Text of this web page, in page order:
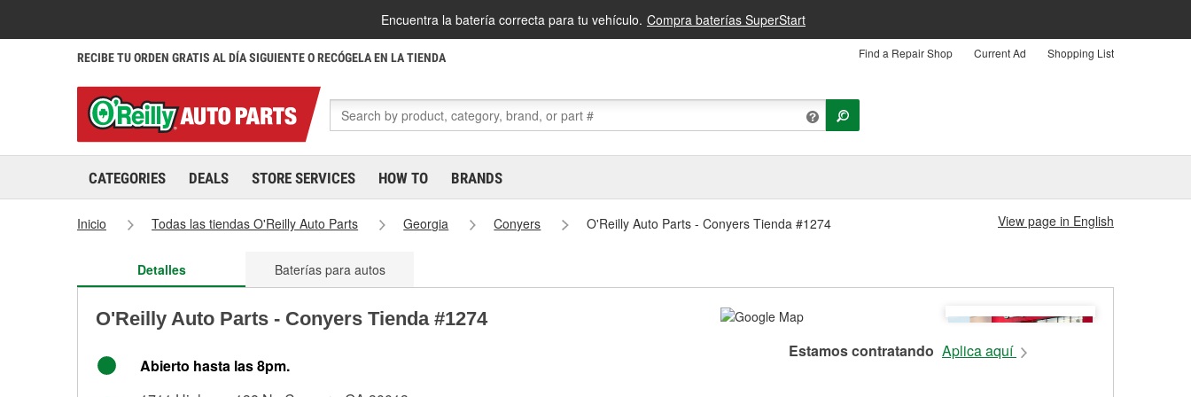
Encuentra la batería correcta para tu vehículo. Compra baterías SuperStart
RECIBE TU ORDEN GRATIS AL DÍA SIGUIENTE O RECÓGELA EN LA TIENDA Find a Repair Shop Current Ad Shopping List
CATEGORIES DEALS STORE SERVICES HOW TO BRANDS
Inicio Todas las tiendas O'Reilly Auto Parts Georgia Conyers O'Reilly Auto Parts - Conyers Tienda #1274 View page in English
Detalles Baterías para autos
O'Reilly Auto Parts - Conyers Tienda #1274
Abierto hasta las 8pm.
Estamos contratando Aplica aquí